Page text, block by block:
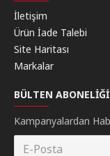
İletişim
Ürün İade Talebi
Site Haritası
Markalar
BÜLTEN ABONELIĞI
Kampanyalardan